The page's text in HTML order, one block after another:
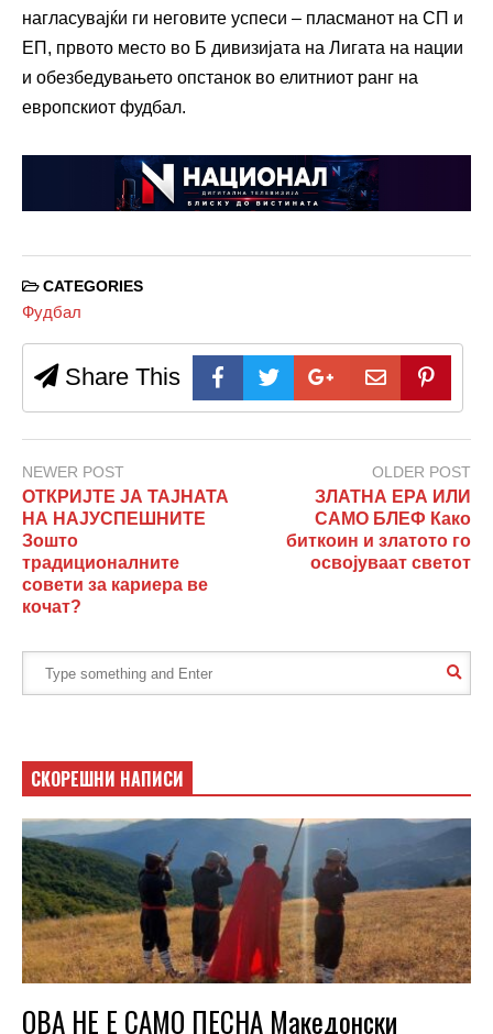
нагласувајќи ги неговите успеси – пласманот на СП и
ЕП, првото место во Б дивизијата на Лигата на нации
и обезбедувањето опстанок во елитниот ранг на
европскиот фудбал.
CATEGORIES
Фудбал
Share This
NEWER POST
ОТКРИЈТЕ ЈА ТАЈНАТА
НА НАЈУСПЕШНИТЕ
Зошто
традиционалните
совети за кариера ве
кочат?
OLDER POST
ЗЛАТНА ЕРА ИЛИ
САМО БЛЕФ Како
биткоин и златото го
освојуваат светот
СКОРЕШНИ НАПИСИ
ОВА НЕ Е САМО ПЕСНА Македонски